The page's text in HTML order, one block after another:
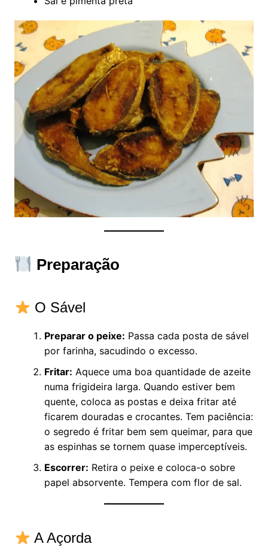
Preparação
O Sável
Preparar o peixe: Passa cada posta de sável
por farinha, sacudindo o excesso.
Fritar: Aquece uma boa quantidade de azeite
numa frigideira larga. Quando estiver bem
quente, coloca as postas e deixa fritar até
ficarem douradas e crocantes. Tem paciência:
o segredo é fritar bem sem queimar, para que
as espinhas se tornem quase imperceptíveis.
Escorrer: Retira o peixe e coloca-o sobre
papel absorvente. Tempera com flor de sal.
A Açorda